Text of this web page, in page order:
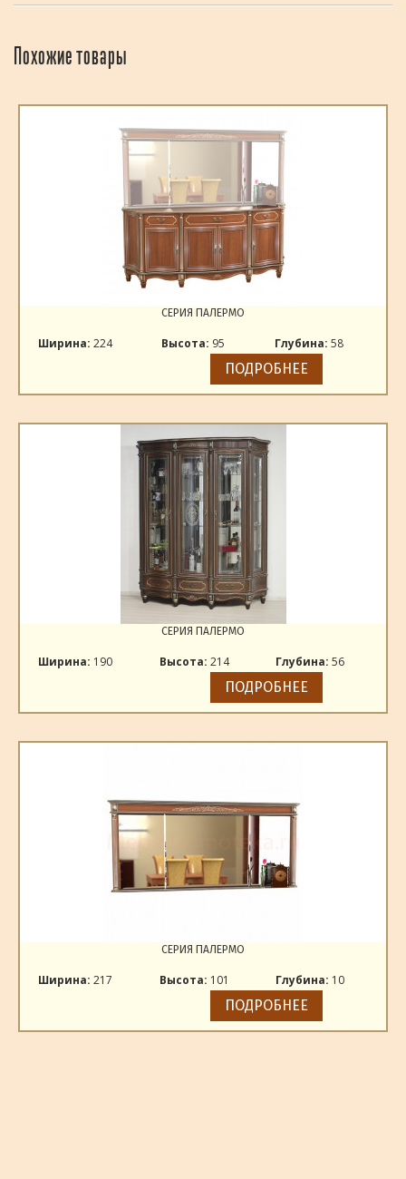
Похожие товары
СЕРИЯ ПАЛЕРМО
Ширина: 224 Высота: 95 Глубина: 58
ПОДРОБНЕЕ
СЕРИЯ ПАЛЕРМО
Ширина: 190 Высота: 214 Глубина: 56
ПОДРОБНЕЕ
СЕРИЯ ПАЛЕРМО
Ширина: 217 Высота: 101 Глубина: 10
ПОДРОБНЕЕ